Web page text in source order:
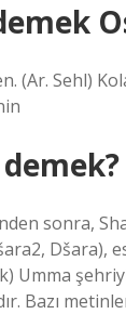
sonra,
Dšara),
Umma
Bazı